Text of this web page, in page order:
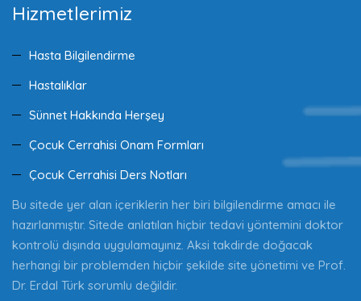
Hizmetlerimiz
Hasta Bilgilendirme
Hastalıklar
Sünnet Hakkında Herşey
Çocuk Cerrahisi Onam Formları
Çocuk Cerrahisi Ders Notları
Bu sitede yer alan içeriklerin her biri bilgilendirme amacı ile
hazırlanmıştır. Sitede anlatılan hiçbir tedavi yöntemini doktor
kontrolü dışında uygulamayınız. Aksi takdirde doğacak
herhangi bir problemden hiçbir şekilde site yönetimi ve Prof.
Dr. Erdal Türk sorumlu değildir.